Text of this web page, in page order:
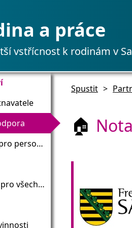
a práce
vstřícnost k rodinám v
Nápověda pro personál
Manželství pro všechny
Spustit >
🏠